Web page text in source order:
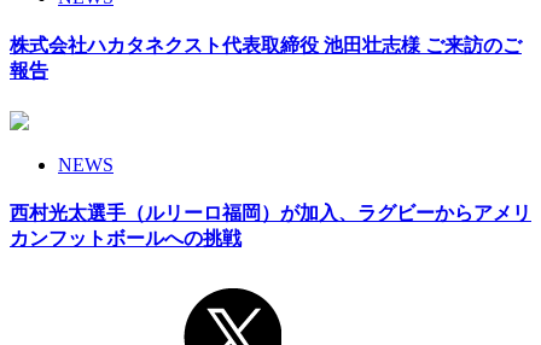
株式会社ハカタネクスト代表取締役 池田壮志様 ご来訪のご
報告
NEWS
西村光太選手（ルリーロ福岡）が加入、ラグビーからアメリ
カンフットボールへの挑戦